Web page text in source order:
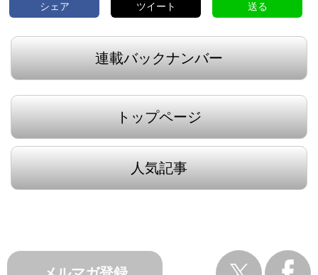
シェア ツイート 送る
連載バックナンバー
トップページ
人気記事